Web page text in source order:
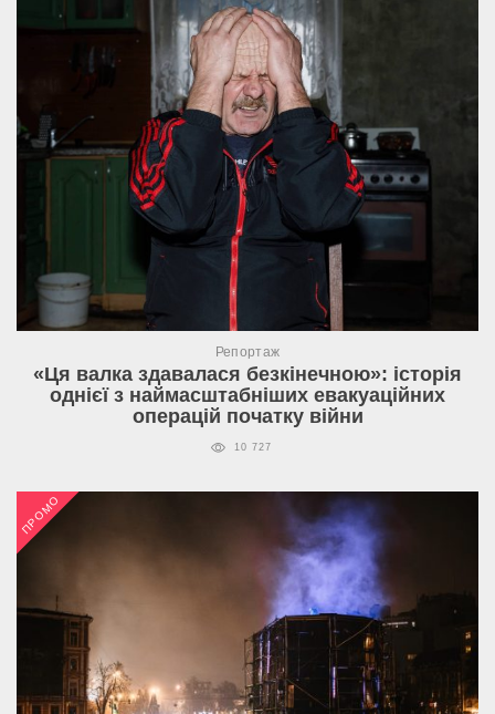
Репортаж
«Ця валка здавалася безкінечною»: історія
однієї з наймасштабніших евакуаційних
операцій початку війни
10 727
ПРОМО